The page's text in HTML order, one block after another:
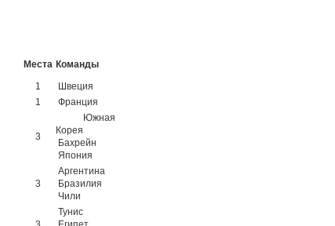
Места Команды
1
Швеция
1 Франция
3
Южная
Корея
Бахрейн
Япония
3
Аргентина
Бразилия
Чили
Тунис